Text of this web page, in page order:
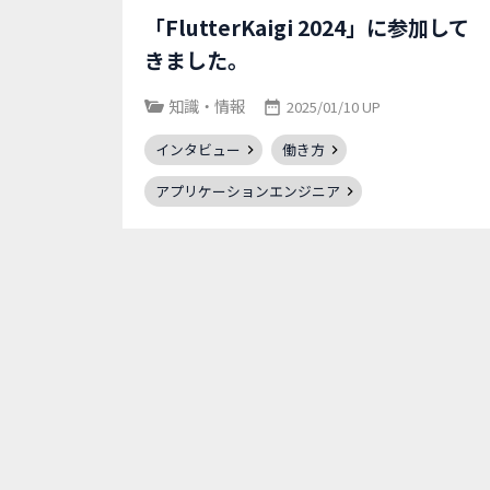
「FlutterKaigi 2024」に参加して
きました。
知識・情報 2025/01/10 UP
インタビュー
働き方
アプリケーションエンジニア